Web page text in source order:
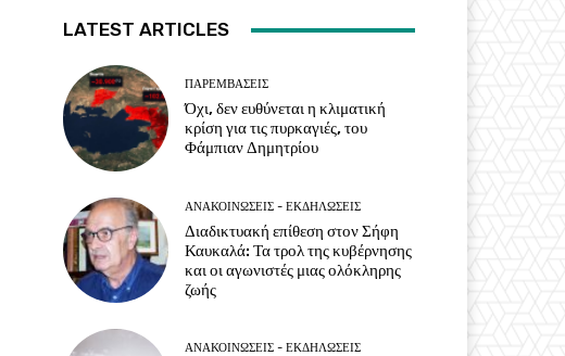
LATEST ARTICLES
ΠΑΡΕΜΒΑΣΕΙΣ
Όχι, δεν ευθύνεται η κλιματική
κρίση για τις πυρκαγιές, του
Φάμπιαν Δημητρίου
ΑΝΑΚΟΙΝΩΣΕΙΣ - ΕΚΔΗΛΩΣΕΙΣ
Διαδικτυακή επίθεση στον Σήφη
Καυκαλά: Τα τρολ της κυβέρνησης
και οι αγωνιστές μιας ολόκληρης
ζωής
ΑΝΑΚΟΙΝΩΣΕΙΣ - ΕΚΔΗΛΩΣΕΙΣ